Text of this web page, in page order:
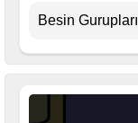
Besin Gurupları